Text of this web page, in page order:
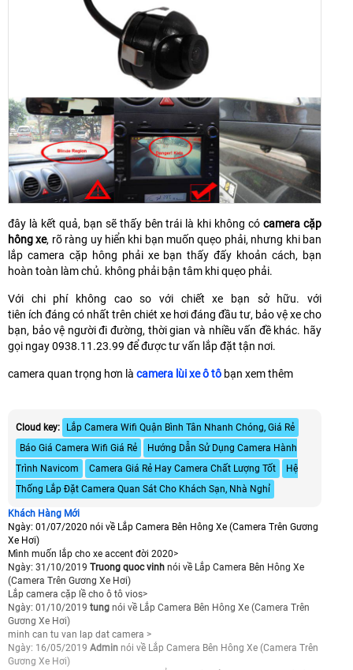
đây là kết quả, bạn sẽ thấy bên trái là khi không cócamera cặp
hông xe, rõ ràng uy hiển khi bạn muốn quẹo phải, nhưng khi ban
lắp camera cặp hông phải xe bạn thấy đấy khoản cách, bạn
hoàn toàn làm chủ. không phải bận tâm khi quẹo phải.
Với chi phí không cao so với chiết xe bạn sở hữu. với
tiên ích đáng có nhất trên chiét xe hơi đáng đầu tư, bảo vệ xe cho
bạn, bảo vệ người đi đường, thời gian và nhiều vấn đề khác. hãy
gọi ngay 0938.11.23.99 để được tư vấn lắp đặt tận nơi.
camera quan trọng hơn là camera lùi xe ô tô bạn xem thêm
Cloud key:
Lắp Camera Wifi Quận Bình Tân Nhanh Chóng, Giá Rẻ
Báo Giá Camera Wifi Giá Rẻ
Hướng Dẫn Sử Dụng Camera Hành
Trình Navicom
Camera Giá Rẻ Hay Camera Chất Lượng Tốt
Hệ
Thống Lắp Đặt Camera Quan Sát Cho Khách Sạn, Nhà Nghỉ
Khách Hàng Mới
Ngày: 01/07/2020 nói về Lắp Camera Bên Hông Xe (Camera Trên Gương
Xe Hơi)
Mình muốn lắp cho xe accent đời 2020>
Ngày: 31/10/2019 Truong quoc vinh nói về Lắp Camera Bên Hông Xe
(Camera Trên Gương Xe Hơi)
Lắp camera cặp lề cho ô tô vios>
Ngày: 01/10/2019 tung nói về Lắp Camera Bên Hông Xe (Camera Trên
Gương Xe Hơi)
minh can tu van lap dat camera >
Ngày: 16/05/2019 Admin nói về Lắp Camera Bên Hông Xe (Camera Trên
Gương Xe Hơi)